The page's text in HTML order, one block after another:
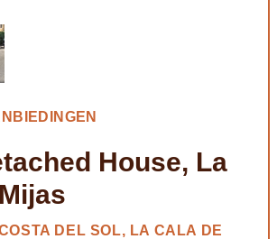
House, La
DEL SOL, LA CALA DE